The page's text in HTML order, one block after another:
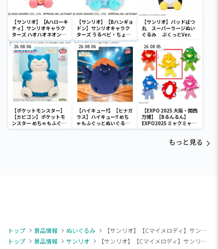
【サンリオ】【Aハローキ
ティ】サンリオキャラク
ターズ ハオハオネオンタ
ウンドールBIGタイプ1
【サンリオ】【Bハンギョ
ドン】サンリオキャラク
ターズ うるベビ・ちょい
デカドール
【サンリオ】バッドばつ
丸 スーパーラージぬい
ぐるみ ぷくっとVer.
26.08.06
【ポケットモンスター】
【カビゴン】ポケットモ
ンスター めちゃもふぐっ
と ほっこりいやされぬい
26.08.06
【ハイキュー!!】【ヒナガ
ラス】ハイキュー!! めち
ゃもふぐっとぬいぐるみ
～ヒナガラス～
26.08.05
【EXPO 2025 大阪・関西
万博】【Bるんるん】
EXPO2025 ミャクミャク
カラフルゴム紐付きぬい
もっと見る
トップ 景品情報 ぬいぐるみ
【サンリオ】【Cマイメロディ】サンリオキャラクターズ フラワーカントリードールBIGタイプ2
トップ
景品情報 サンリオ 【サンリオ】【Cマイメロディ】サンリオキャラクターズ フラワーカントリードールBIGタイプ2